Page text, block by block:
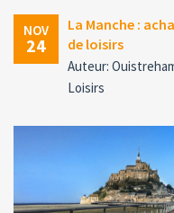
NOV
24
La Manche :
de loisirs
Auteur:
Loisirs